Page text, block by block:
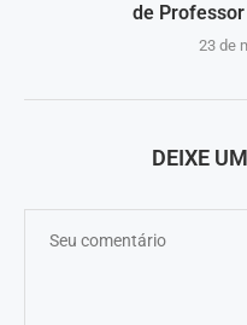
de
23 de
DEIXE